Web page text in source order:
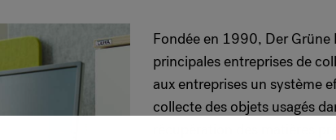
Fondée en 1990, Der
principales entreprises de
aux entreprises un système
collecte des objets usagés
récupération des matières